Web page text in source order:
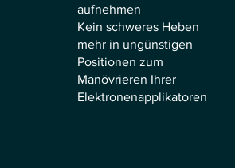
aufnehmen
Kein schweres Heben
mehr in ungünstigen
Positionen zum
Manövrieren Ihrer
Elektronenapplikatoren